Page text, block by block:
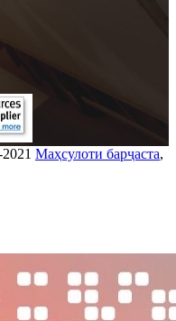
Маҳсулоти барҷаста,